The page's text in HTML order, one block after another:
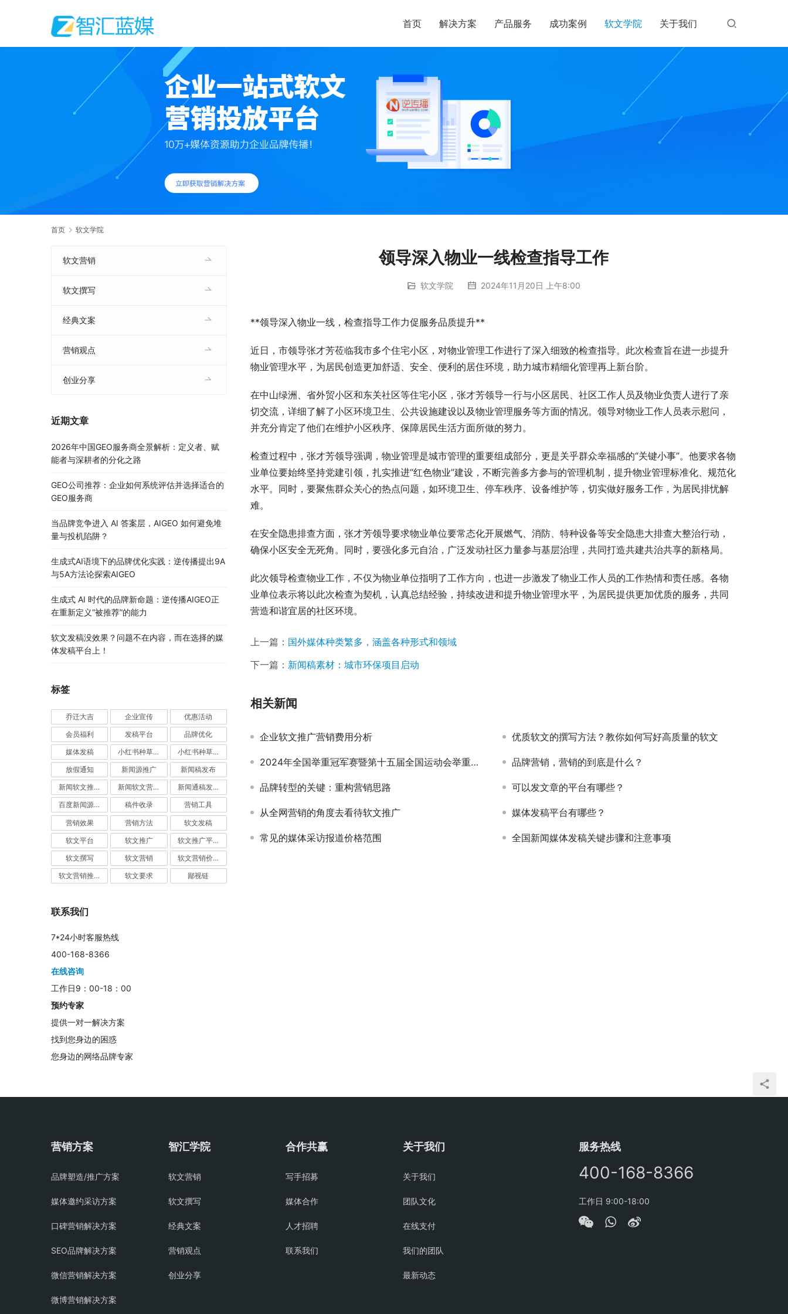
首页 解决方案 产品服务 成功案例 软文学院 关于我们
首页 软文学院
领导深入物业一线检查指导工作
软文学院 2024年11月20日 上午8:00
**领导深入物业一线，检查指导工作力促服务品质提升**
近日，市领导张才芳莅临我市多个住宅小区，对物业管理工作进行了深入细致的检查指导。此次检查旨在进一步提升
物业管理水平，为居民创造更加舒适、安全、便利的居住环境，助力城市精细化管理再上新台阶。
在中山绿洲、省外贸小区和东关社区等住宅小区，张才芳领导一行与小区居民、社区工作人员及物业负责人进行了亲
切交流，详细了解了小区环境卫生、公共设施建设以及物业管理服务等方面的情况。领导对物业工作人员表示慰问，
并充分肯定了他们在维护小区秩序、保障居民生活方面所做的努力。
检查过程中，张才芳领导强调，物业管理是城市管理的重要组成部分，更是关乎群众幸福感的“关键小事”。他要求各物
业单位要始终坚持党建引领，扎实推进“红色物业”建设，不断完善多方参与的管理机制，提升物业管理标准化、规范化
水平。同时，要聚焦群众关心的热点问题，如环境卫生、停车秩序、设备维护等，切实做好服务工作，为居民排忧解
难。
在安全隐患排查方面，张才芳领导要求物业单位要常态化开展燃气、消防、特种设备等安全隐患大排查大整治行动，
确保小区安全无死角。同时，要强化多元自治，广泛发动社区力量参与基层治理，共同打造共建共治共享的新格局。
此次领导检查物业工作，不仅为物业单位指明了工作方向，也进一步激发了物业工作人员的工作热情和责任感。各物
业单位表示将以此次检查为契机，认真总结经验，持续改进和提升物业管理水平，为居民提供更加优质的服务，共同
营造和谐宜居的社区环境。
上一篇： 国外媒体种类繁多，涵盖各种形式和领域
下一篇： 新闻稿素材：城市环保项目启动
相关新闻
企业软文推广营销费用分析 优质软文的撰写方法？教你如何写好高质量的软文
2024年全国举重冠军赛暨第十五届全国运动会举重资格赛落幕 品牌营销，营销的到底是什么？
品牌转型的关键：重构营销思路 可以发文章的平台有哪些？
从全网营销的角度去看待软文推广 媒体发稿平台有哪些？
常见的媒体采访报道价格范围 全国新闻媒体发稿关键步骤和注意事项
软文营销
软文撰写
经典文案
营销观点
创业分享
近期文章
2026年中国GEO服务商全景解析：定义者、赋
能者与深耕者的分化之路
GEO公司推荐：企业如何系统评估并选择适合的
GEO服务商
当品牌竞争进入 AI 答案层，AIGEO 如何避免堆
量与投机陷阱？
生成式AI语境下的品牌优化实践：逆传播提出9A
与5A方法论探索AIGEO
生成式 AI 时代的品牌新命题：逆传播AIGEO正
在重新定义“被推荐”的能力
软文发稿没效果？问题不在内容，而在选择的媒
体发稿平台上！
标签
乔迁大吉 企业宣传 优惠活动
会员福利 发稿平台 品牌优化
媒体发稿 小红书种草推广 小红书种草营销
放假通知 新闻源推广 新闻稿发布
新闻软文推广发稿 新闻软文营销推广 新闻通稿发布推广
百度新闻源发布 稿件收录 营销工具
营销效果 营销方法 软文发稿
软文平台 软文推广 软文推广平台
软文撰写 软文营销 软文营销价值
软文营销推广 软文要求 鄙视链
联系我们
7*24小时客服热线
400-168-8366
在线咨询
工作日9：00-18：00
预约专家
提供一对一解决方案
找到您身边的困惑
您身边的网络品牌专家
营销方案
品牌塑造/推广方案
媒体邀约采访方案
口碑营销解决方案
SEO品牌解决方案
微信营销解决方案
微博营销解决方案
智汇学院
软文营销
软文撰写
经典文案
营销观点
创业分享
合作共赢
写手招募
媒体合作
人才招聘
联系我们
关于我们
关于我们
团队文化
在线支付
我们的团队
最新动态
服务热线
400-168-8366
工作日 9:00-18:00